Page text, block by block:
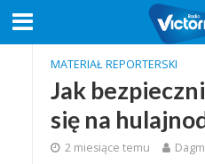
MATERIAŁ REPORTERSKI
Jak
się na
2 miesiące temu